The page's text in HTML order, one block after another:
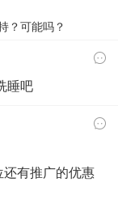
？可能吗？
睡吧
有推广的优惠